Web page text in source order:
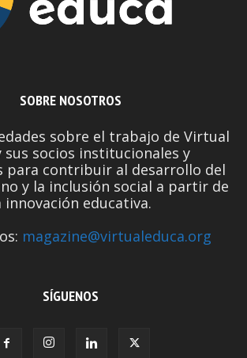
SOBRE NOSOTROS
sobre el trabajo de Virtual
sus socios institucionales y
para contribuir al desarrollo del
y la inclusión social a partir de
innovación educativa.
magazine@virtualeduca.org
SÍGUENOS